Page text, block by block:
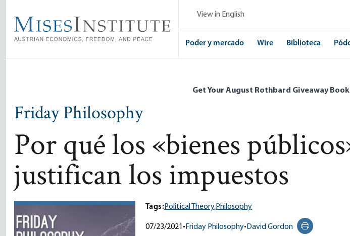
main
content
View in English
Poder y mercado Wire Biblioteca
Get Your August Rothbard Giveaway
Friday Philosophy
Por qué los «bienes
justifican los impuestos
Tags:Political Theory,Philosophy
07/23/2021 • Friday Philosophy• David Gordon
Print this page